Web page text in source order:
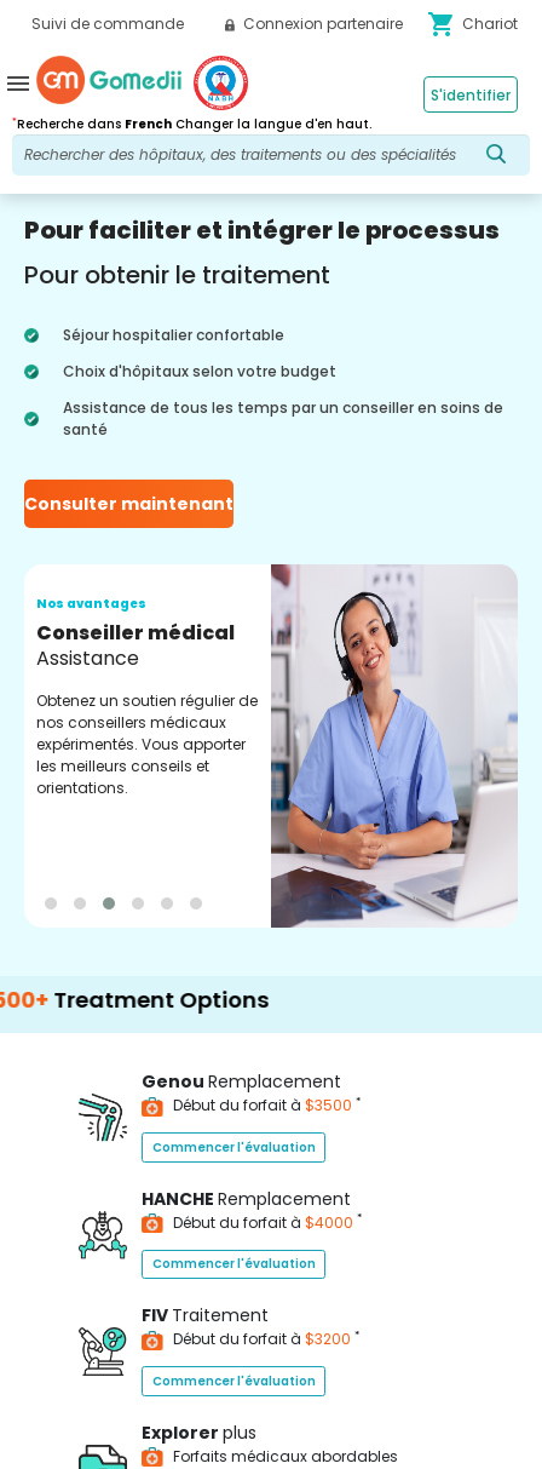
Suivi de commande Connexion partenaire shopping_cart Chariot
*Recherche dans French Changer la langue d'en haut.
S'identifier
menu
Pour faciliter et intégrer le processus
Pour obtenir le traitement
Séjour hospitalier confortable
Choix d'hôpitaux selon votre budget
Assistance de tous les temps par un conseiller en soins de
santé
Consulter maintenant
Nos avantages
Conseiller médical
Assistance
Obtenez un soutien régulier de
nos conseillers médicaux
expérimentés. Vous apporter
les meilleurs conseils et
orientations.
Options
Genou Remplacement
Début du forfait à $3500 *
Commencer l'évaluation
HANCHE Remplacement
Début du forfait à $4000 *
Commencer l'évaluation
FIV Traitement
Début du forfait à $3200 *
Commencer l'évaluation
Explorer plus
Forfaits médicaux abordables